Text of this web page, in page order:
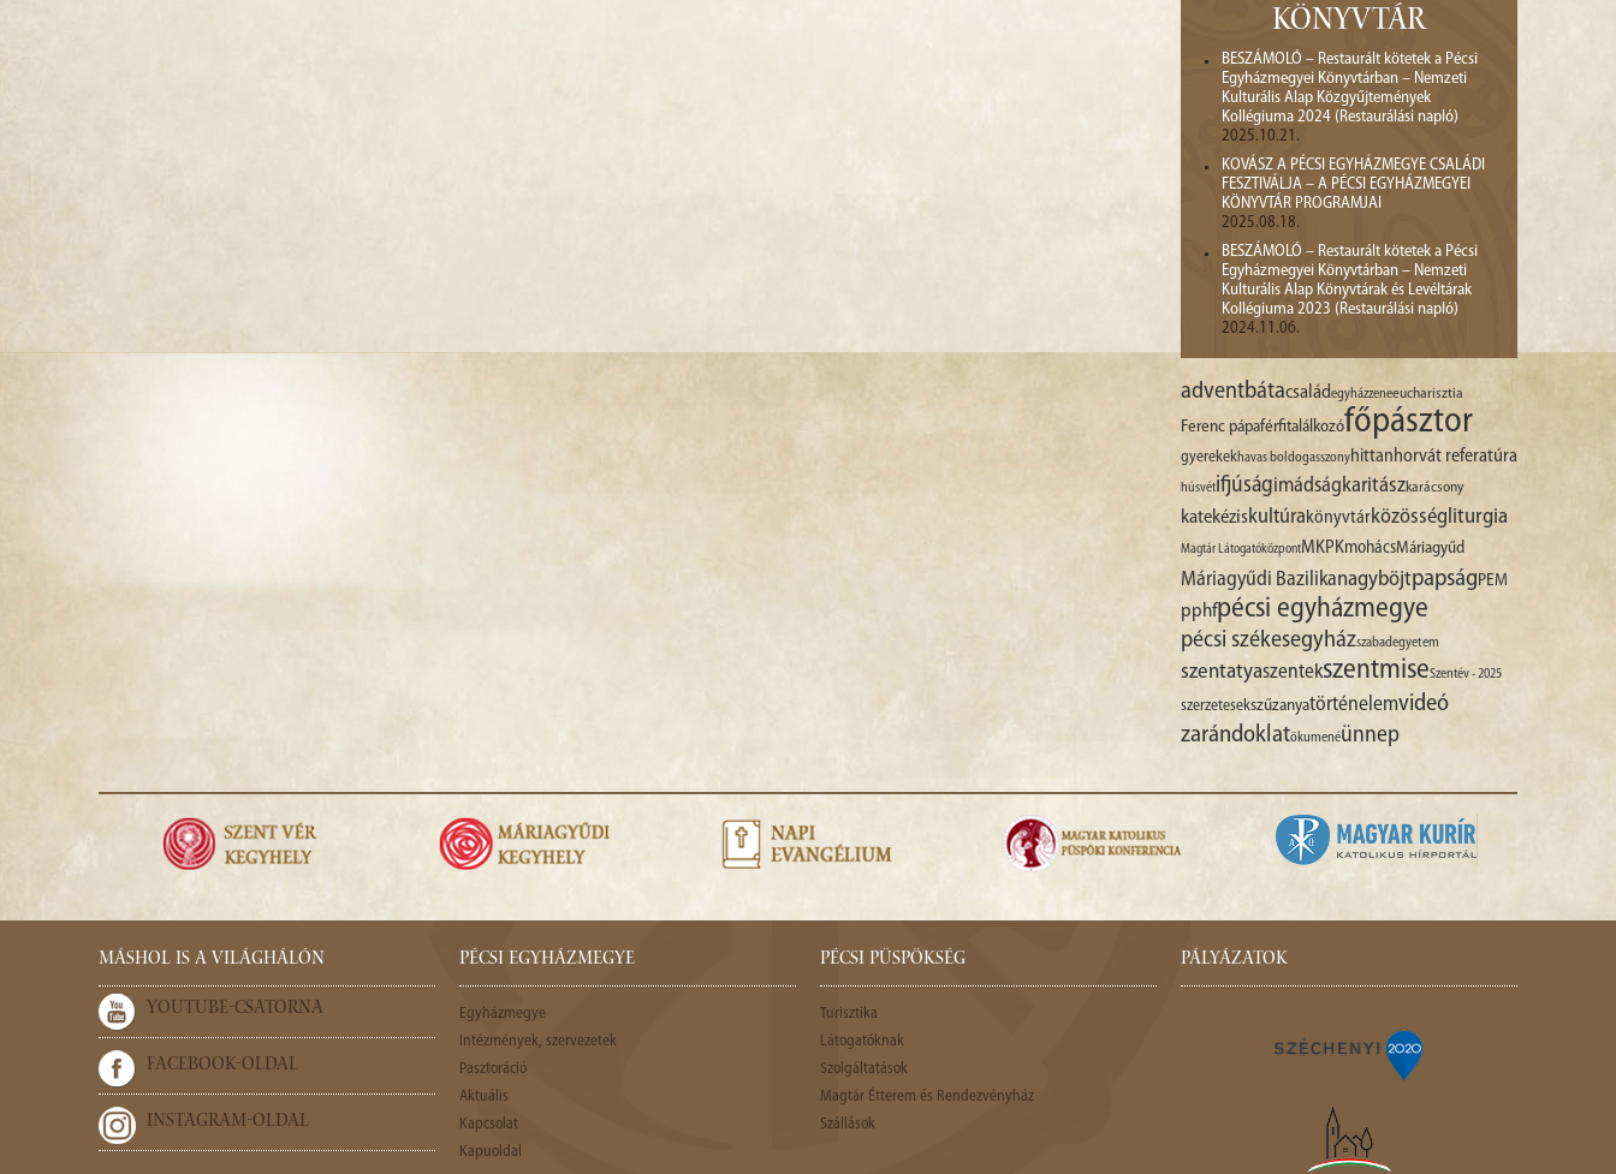
KÖNYVTÁR
BESZÁMOLÓ – Restaurált kötetek a Pécsi
Egyházmegyei Könyvtárban – Nemzeti
Kulturális Alap Közgyűjtemények
Kollégiuma 2024 (Restaurálási napló)
2025.10.21.
KOVÁSZ A PÉCSI EGYHÁZMEGYE CSALÁDI
FESZTIVÁLJA – A PÉCSI EGYHÁZMEGYEI
KÖNYVTÁR PROGRAMJAI
2025.08.18.
BESZÁMOLÓ – Restaurált kötetek a Pécsi
Egyházmegyei Könyvtárban – Nemzeti
Kulturális Alap Könyvtárak és Levéltárak
Kollégiuma 2023 (Restaurálási napló)
2024.11.06.
adventbátacsaládegyházzeneeucharisztia
Ferenc pápaférfitalálkozófőpásztor
gyerekekhavas boldogasszonyhittanhorvát referatúra
húsvétifjúságimádságkaritászkarácsony
katekéziskultúra könyvtárközösségliturgia
Magtár LátogatóközpontMKPKmohácsMáriagyűd
Máriagyűdi Bazilikanagyböjtpapság PEM
pphfpécsi egyházmegye
pécsi székesegyházszabadegyetem
szentatyaszentekszentmiseSzentév - 2025
szerzetesekszűzanyatörténelemvideó
zarándoklatökumenéünnep
MÁSHOL IS A VILÁGHÁLÓN
YOUTUBE-CSATORNA
FACEBOOK-OLDAL
INSTAGRAM-OLDAL
PÉCSI EGYHÁZMEGYE
Egyházmegye
Intézmények, szervezetek
Pasztoráció
Aktuális
Kapcsolat
Kapuoldal
PÉCSI PÜSPÖKSÉG
Turisztika
Látogatóknak
Szolgáltatások
Magtár Étterem és Rendezvényház
Szállások
PÁLYÁZATOK